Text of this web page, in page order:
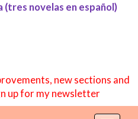
novelas en español)
new sections and
up for my newsletter